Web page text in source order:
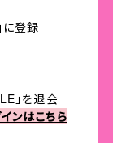
に登録
」を退会
ンはこちら